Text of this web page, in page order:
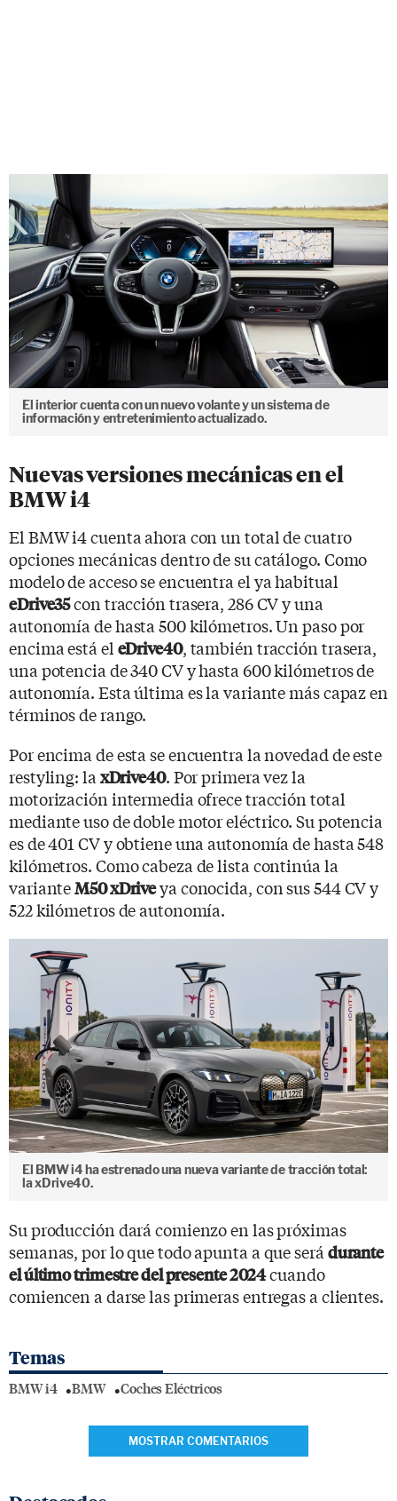
El interior cuenta con un nuevo volante y un sistema de
información y entretenimiento actualizado.
Nuevas versiones mecánicas en el
BMW i4
El BMW i4 cuenta ahora con un total de cuatro
opciones mecánicas dentro de su catálogo. Como
modelo de acceso se encuentra el ya habitual
eDrive35con tracción trasera, 286 CV y una
autonomía de hasta 500 kilómetros. Un paso por
encima está el eDrive40, también tracción trasera,
una potencia de 340 CV y hasta 600 kilómetros de
autonomía. Esta última es la variante más capaz en
términos de rango.
Por encima de esta se encuentra la novedad de este
restyling: la xDrive40. Por primera vez la
motorización intermedia ofrece tracción total
mediante uso de doble motor eléctrico. Su potencia
es de 401 CV y obtiene una autonomía de hasta 548
kilómetros. Como cabeza de lista continúa la
varianteM50 xDriveya conocida, con sus 544 CV y
522 kilómetros de autonomía.
El BMW i4 ha estrenado una nueva variante de tracción total:
la xDrive40.
Su producción dará comienzo en las próximas
semanas, por lo que todo apunta a que será durante
el último trimestre del presente 2024cuando
comiencen a darse las primeras entregas a clientes.
Temas
BMW i4 BMW Coches Eléctricos
MOSTRAR COMENTARIOS